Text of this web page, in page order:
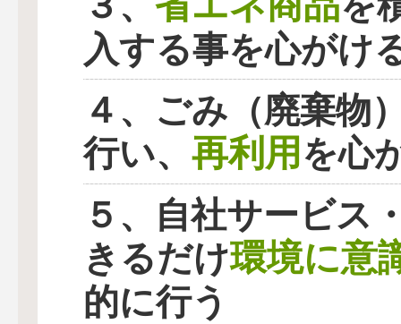
入する事を心がけ
４、ごみ（廃棄物
行い、 再利用を心
５、自社サービス
きるだけ環境に意
的に行う